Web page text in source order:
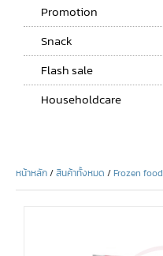
Promotion
Snack
Flash sale
Householdcare
หน้าหลัก/สินค้าทั้งหมด /Frozen food